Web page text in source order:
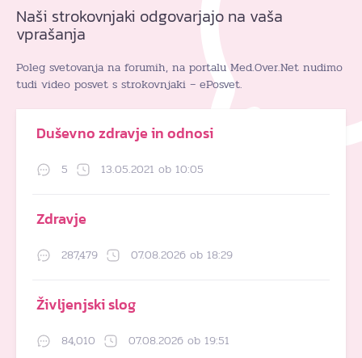
Naši strokovnjaki odgovarjajo na vaša
vprašanja
Poleg svetovanja na forumih, na portalu Med.Over.Net nudimo
tudi video posvet s strokovnjaki – ePosvet.
Duševno zdravje in odnosi
5 13.05.2021 ob 10:05
Zdravje
287,479 07.08.2026 ob 18:29
Življenjski slog
84,010 07.08.2026 ob 19:51